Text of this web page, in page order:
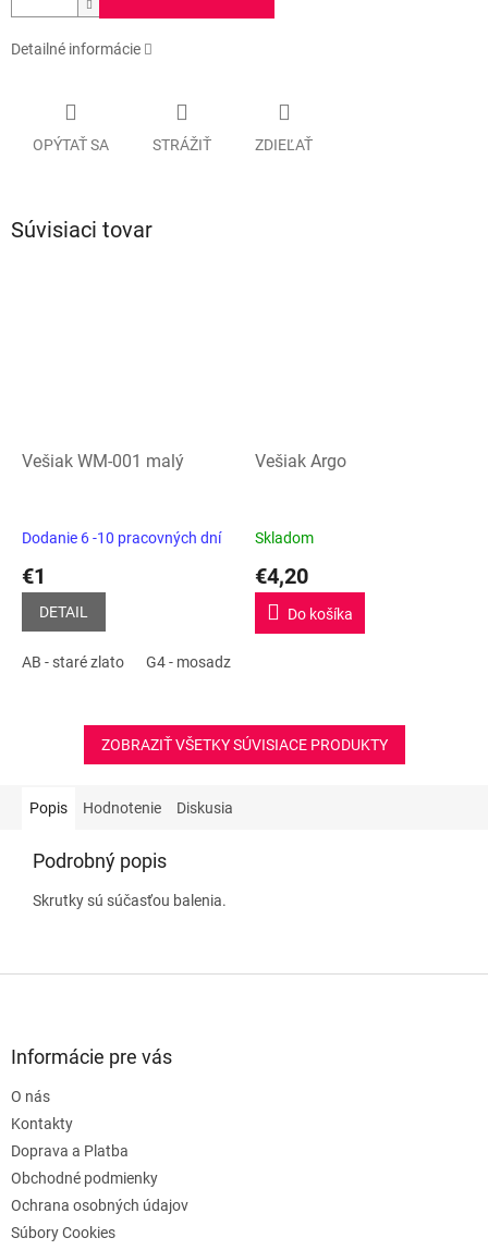
Detailné informácie
OPÝTAŤ SA STRÁŽIŤ ZDIEĽAŤ
Súvisiaci tovar
Vešiak WM-001 malý
Dodanie 6 -10 pracovných dní
€1
DETAIL
AB - staré zlato G4 - mosadz
Vešiak Argo
Skladom
€4,20
Do košíka
ZOBRAZIŤ VŠETKY SÚVISIACE PRODUKTY
Popis Hodnotenie Diskusia
Podrobný popis
Skrutky sú súčasťou balenia.
Informácie pre vás
O nás
Kontakty
Doprava a Platba
Obchodné podmienky
Ochrana osobných údajov
Súbory Cookies